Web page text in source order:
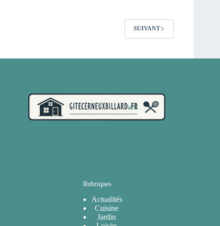
SUIVANT
Rubriques
Actualités
Cuisine
Jardin